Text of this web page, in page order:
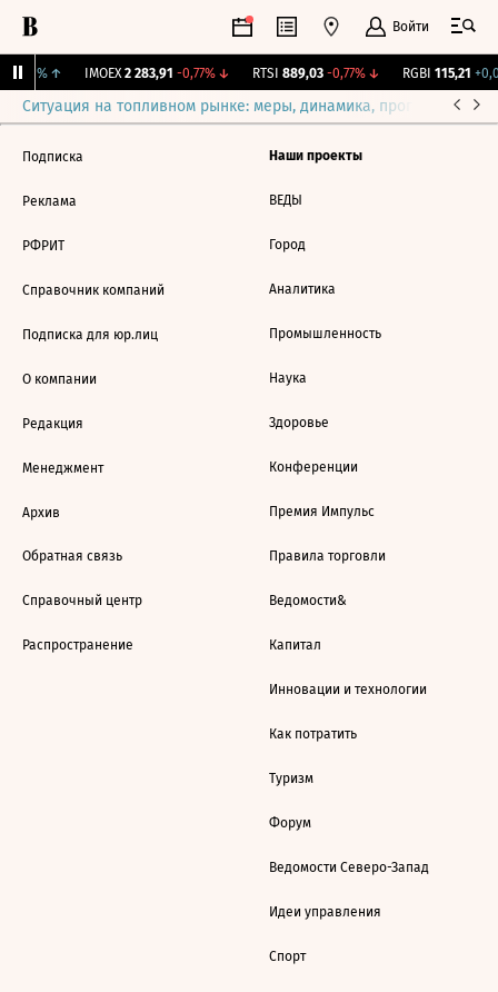
Войти
+0,91%↑ IMOEX 2 283,91 -0,77%↓ RTSI 889,03 -0,77%↓ RGBI 115,21
Ситуация на топливном рынке: меры, динамика, прогнозы
Подписка
Реклама
РФРИТ
Справочник компаний
Подписка для юр.лиц
О компании
Редакция
Менеджмент
Архив
Обратная связь
Справочный центр
Распространение
Наши проекты
ВЕДЫ
Город
Аналитика
Промышленность
Наука
Здоровье
Конференции
Премия Импульс
Правила торговли
Ведомости&
Капитал
Инновации и технологии
Как потратить
Туризм
Форум
Ведомости Северо-Запад
Идеи управления
Спорт